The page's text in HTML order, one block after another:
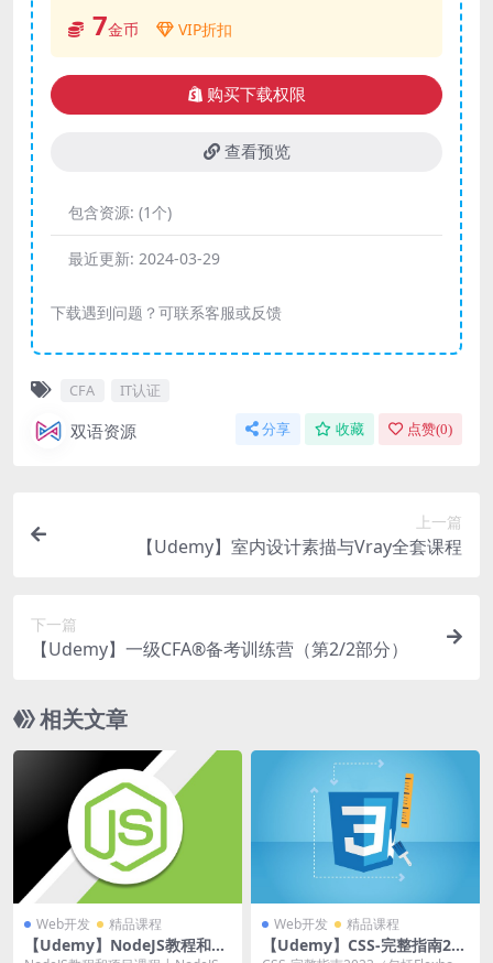
7金币 VIP折扣
购买下载权限
查看预览
包含资源: (1个)
最近更新: 2024-03-29
下载遇到问题？可联系客服或反馈
CFA IT认证
双语资源 分享 收藏 点赞(0)
上一篇
【Udemy】室内设计素描与Vray全套课程
下一篇
【Udemy】一级CFA®备考训练营（第2/2部分）
相关文章
Web开发 精品课程
【Udemy】NodeJS教程和项
Web开发 精品课程
【Udemy】CSS-完整指南202